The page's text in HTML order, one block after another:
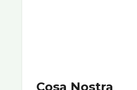
Cosa Nostra